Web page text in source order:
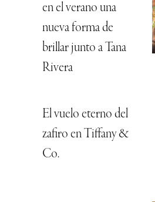
en el verano una
nueva forma de
brillar junto a Tana
Rivera
El vuelo eterno del
zafiro en Tiffany &
Co.